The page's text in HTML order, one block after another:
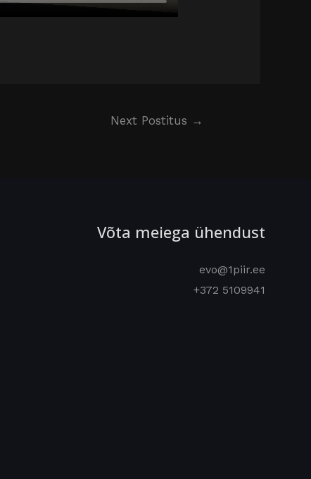
Next Postitus →
Võta meiega ühendust
evo@1piir.ee
+372 5109941